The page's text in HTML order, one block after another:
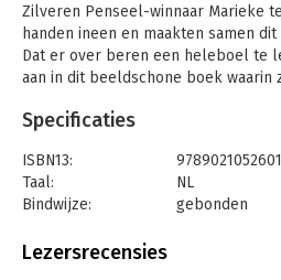
Zilveren Penseel-winnaar Marieke
handen ineen en maakten samen
Dat er over beren een heleboel te
aan in dit beeldschone boek
De beer is een van de bekendste
zou denken: die heeft geen boek
nou wel. Maar dat is dus een
wemelt nog altijd van de
geen knuffelbeest, is de panda
Specificaties
ISBN13:
9789021052601
Taal:
NL
Bindwijze:
gebonden
Uitgever:
Lezersrecensies